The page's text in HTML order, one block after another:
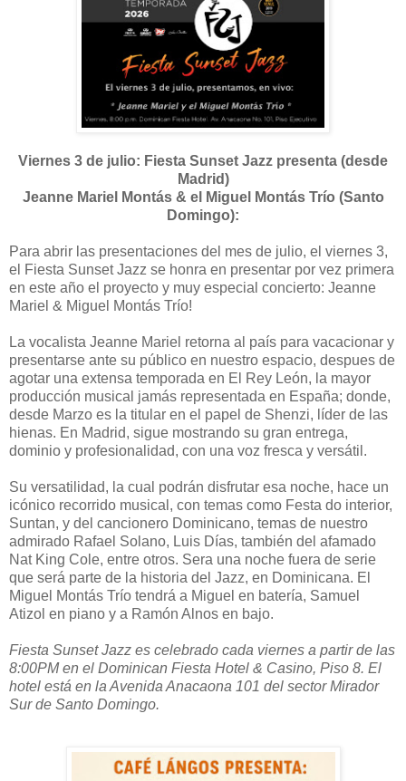
Viernes 3 de julio: Fiesta Sunset Jazz presenta (desde
Madrid)
Jeanne Mariel Montás & el Miguel Montás Trío (Santo
Domingo):
Para abrir las presentaciones del mes de julio, el viernes 3,
el Fiesta Sunset Jazz se honra en presentar por vez primera
en este año el proyecto y muy especial concierto: Jeanne
Mariel & Miguel Montás Trío!
La vocalista Jeanne Mariel retorna al país para vacacionar y
presentarse ante su público en nuestro espacio, despues de
agotar una extensa temporada en El Rey León, la mayor
producción musical jamás representada en España; donde,
desde Marzo es la titular en el papel de Shenzi, líder de las
hienas. En Madrid, sigue mostrando su gran entrega,
dominio y profesionalidad, con una voz fresca y versátil.
Su versatilidad, la cual podrán disfrutar esa noche, hace un
icónico recorrido musical, con temas como Festa do interior,
Suntan, y del cancionero Dominicano, temas de nuestro
admirado Rafael Solano, Luis Días, también del afamado
Nat King Cole, entre otros. Sera una noche fuera de serie
que será parte de la historia del Jazz, en Dominicana. El
Miguel Montás Trío tendrá a Miguel en batería, Samuel
Atizol en piano y a Ramón Alnos en bajo.
Fiesta Sunset Jazz es celebrado cada viernes a partir de las
8:00PM en el Dominican Fiesta Hotel & Casino, Piso 8. El
hotel está en la Avenida Anacaona 101 del sector Mirador
Sur de Santo Domingo.